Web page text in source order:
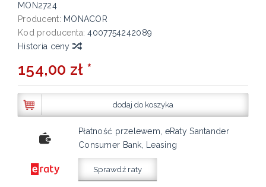
MON2724
Producent: MONACOR
Kod producenta: 4007754242089
Historia ceny
154,00 zł *
dodaj do koszyka
Płatność przelewem, eRaty Santander
Consumer Bank, Leasing
Sprawdź raty